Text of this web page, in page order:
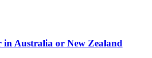
in Australia or New Zealand